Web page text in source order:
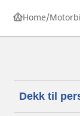
Home
Dekk til